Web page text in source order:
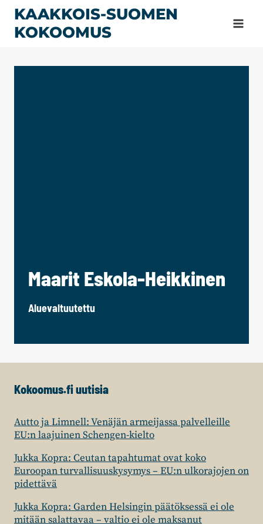
Siirry
sisältöön
KAAKKOIS-SUOMEN
KOKOOMUS
Maarit Eskola-Heikkinen
Aluevaltuutettu
Kokoomus.fi uutisia
Autto ja Limnell: Venäjän armeijassa palvelleille
EU:n laajuinen Schengen-kielto
Jukka Kopra: Ceutan tapahtumat ovat koko
Euroopan turvallisuuskysymys – EU:n ulkorajojen on
pidettävä
Jukka Kopra: Garden Helsingin päätöksessä ei ole
mitään salattavaa – valtio ei ole maksanut